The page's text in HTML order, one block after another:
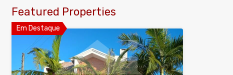
Featured Properties
Em Destaque